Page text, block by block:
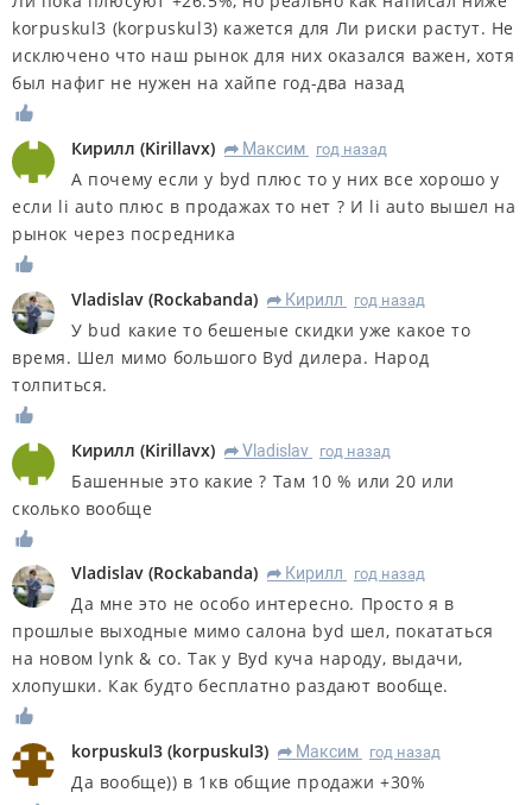
korpuskul3 (korpuskul3) кажется для Ли риски растут. Не
исключено что наш рынок для них оказался важен, хотя
был нафиг не нужен на хайпе год-два назад
Кирилл (Kirillavx) R Максим год назад
А почему если у byd плюс то у них все хорошо у
если li auto плюс в продажах то нет ? И li auto вышел на
рынок через посредника
Vladislav (Rockabanda) R Кирилл год назад
У bud какие то бешеные скидки уже какое то
время. Шел мимо большого Byd дилера. Народ
толпиться.
Кирилл (Kirillavx) R Vladislav год назад
Башенные это какие ? Там 10 % или 20 или
сколько вообще
Vladislav (Rockabanda) R Кирилл год назад
Да мне это не особо интересно. Просто я в
прошлые выходные мимо салона byd шел, покататься
на новом lynk & co. Так у Byd куча народу, выдачи,
хлопушки. Как будто бесплатно раздают вообще.
korpuskul3 (korpuskul3) R Максим год назад
Да вообще)) в 1кв общие продажи +30%